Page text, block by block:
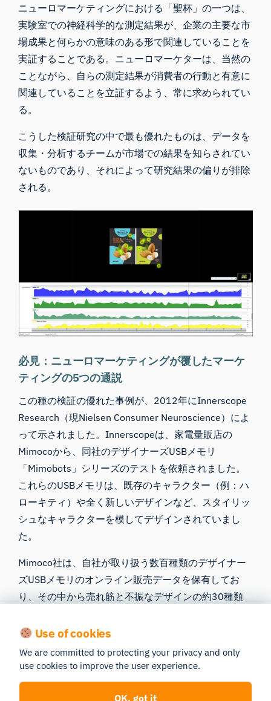
ニューロマーケティングにおける「聖杯」の一つは、
実験室での神経科学的な測定結果が、企業の主要な市
場成果と何らかの意味のある形で関連していることを
実証することである。ニューロマーケターは、当然の
ことながら、自らの測定結果が消費者の行動と有意に
関連していることを立証するよう、常に求められてい
る。
こうした検証研究の中で最も優れたものは、データを
収集・分析するチームが市場での結果を知らされてい
ないものであり、それによって研究結果の偏りが排除
される。
必見：ニューロマーケティングが覆したマーケ
ティングの5つの通説
この種の検証の優れた事例が、2012年にInnerscope
Research（現Nielsen Consumer Neuroscience）によ
って示されました。Innerscopeは、家電量販店の
Mimocoから、同社のデザイナーズUSBメモリ
「Mimobots」シリーズのテストを依頼されました。
これらのUSBメモリは、既存のキャラクター（例：ハ
ローキティ）や全く新しいデザインなど、スタイリッ
シュなキャラクターを模してデザインされていまし
た。
Mimoco社は、自社が取り扱う数百種類のデザイナー
ズUSBメモリのオンライン販売データを保有してお
り、その中から売れ筋と不振なデザインの約30種類
に供した。Innerscope社は、どのデザインが売れ行き
が良く、どのデザインが不振だったかを知らされてい
なかった。
Use of cookies
We are committed to protecting your privacy and only
use cookies to improve the user experience.
OK, got it